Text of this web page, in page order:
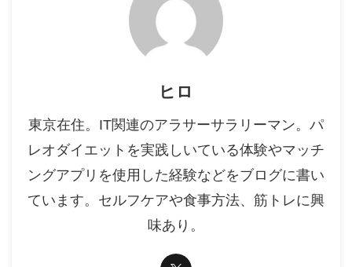
ヒロ
東京在住。IT関連のアラサーサラリーマン。パ
レオダイエットを実践しいている体験やマッチ
ングアプリを使用した経験などをブログに書い
ています。セルフケアや食事方法、筋トレに興
味あり。